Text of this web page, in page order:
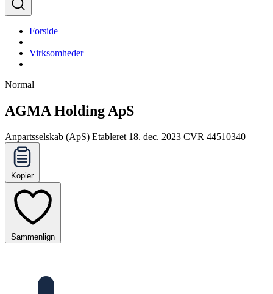
Forside
Virksomheder
Normal
AGMA Holding ApS
Anpartsselskab (ApS) Etableret 18. dec. 2023 CVR 44510340
Kopier
Sammenlign